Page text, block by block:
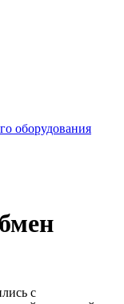
оборудования
с